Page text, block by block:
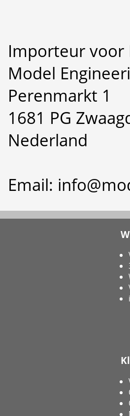
Importeur voor
Model
Perenmarkt 1
1681 PG
Nederland
Email: